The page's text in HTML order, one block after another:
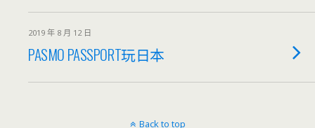
2019 年 8 月 12 日
PASMO PASSPORT玩日本
Back to top